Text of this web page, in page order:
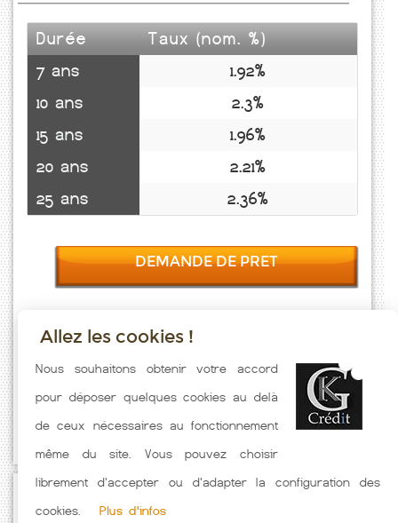
Durée
Taux (nom. %)
7 ans
1.92%
10 ans
2.3%
15 ans
1.96%
20 ans
2.21%
25 ans
2.36%
DEMANDE DE PRET
Taux emprunt actualisés (Coulmier Le Sec) toutes les semaines. Taux
Immobilier pratiqués par nos partenaires bancaires. Meilleur Taux
hors assurance. Taux crédit immobilier indicatif fonction des
caractéristiques de l'emprunteur.
Allez les cookies !
Nous souhaitons obtenir votre accord
pour déposer quelques cookies au delà
de ceux nécessaires au fonctionnement
même du site. Vous pouvez choisir
librement d'accepter ou d'adapter la configuration des
cookies.
Plus d'infos